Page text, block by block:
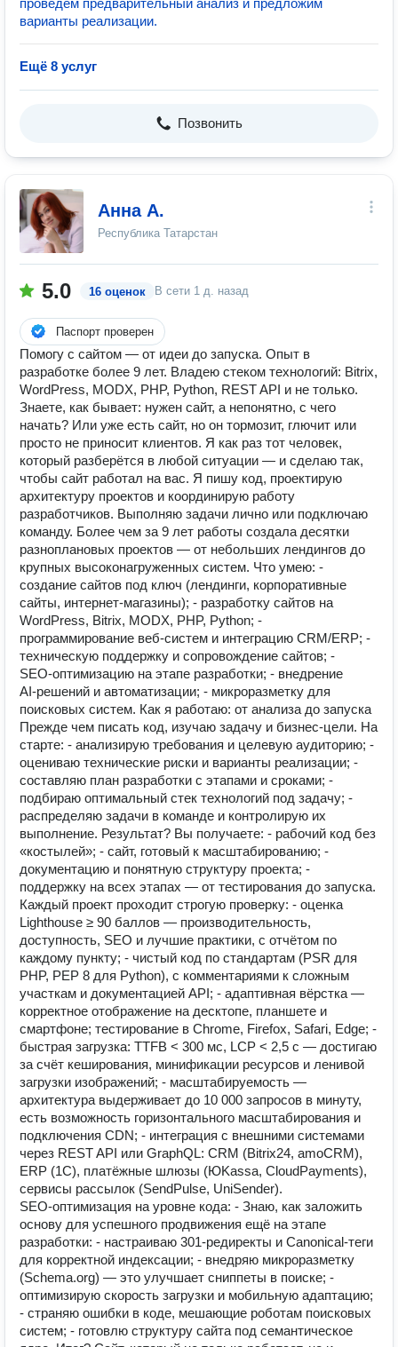
проведем предварительный анализ и предложим
варианты реализации.
Ещё 8 услуг
Позвонить
Анна А.
Республика Татарстан
5.0 16 оценок В сети 1 д. назад
Паспорт проверен
Помогу с сайтом — от идеи до запуска. Опыт в
разработке более 9 лет. Владею стеком технологий: Bitrix,
WordPress, MODX, PHP, Python, REST API и не только.
Знаете, как бывает: нужен сайт, а непонятно, с чего
начать? Или уже есть сайт, но он тормозит, глючит или
просто не приносит клиентов. Я как раз тот человек,
который разберётся в любой ситуации — и сделаю так,
чтобы сайт работал на вас. Я пишу код, проектирую
архитектуру проектов и координирую работу
разработчиков. Выполняю задачи лично или подключаю
команду. Более чем за 9 лет работы создала десятки
разноплановых проектов — от небольших лендингов до
крупных высоконагруженных систем. Что умею: -
создание сайтов под ключ (лендинги, корпоративные
сайты, интернет‑магазины); - разработку сайтов на
WordPress, Bitrix, MODX, PHP, Python; -
программирование веб‑систем и интеграцию CRM/ERP; -
техническую поддержку и сопровождение сайтов; -
SEO‑оптимизацию на этапе разработки; - внедрение
AI‑решений и автоматизации; - микроразметку для
поисковых систем. Как я работаю: от анализа до запуска
Прежде чем писать код, изучаю задачу и бизнес‑цели. На
старте: - анализирую требования и целевую аудиторию; -
оцениваю технические риски и варианты реализации; -
составляю план разработки с этапами и сроками; -
подбираю оптимальный стек технологий под задачу; -
распределяю задачи в команде и контролирую их
выполнение. Результат? Вы получаете: - рабочий код без
«костылей»; - сайт, готовый к масштабированию; -
документацию и понятную структуру проекта; -
поддержку на всех этапах — от тестирования до запуска.
Каждый проект проходит строгую проверку: - оценка
Lighthouse ≥ 90 баллов — производительность,
доступность, SEO и лучшие практики, с отчётом по
каждому пункту; - чистый код по стандартам (PSR для
PHP, PEP 8 для Python), с комментариями к сложным
участкам и документацией API; - адаптивная вёрстка —
корректное отображение на десктопе, планшете и
смартфоне; тестирование в Chrome, Firefox, Safari, Edge; -
быстрая загрузка: TTFB < 300 мс, LCP < 2,5 с — достигаю
за счёт кеширования, минификации ресурсов и ленивой
загрузки изображений; - масштабируемость —
архитектура выдерживает до 10 000 запросов в минуту,
есть возможность горизонтального масштабирования и
подключения CDN; - интеграция с внешними системами
через REST API или GraphQL: CRM (Bitrix24, amoCRM),
ERP (1C), платёжные шлюзы (ЮKassa, CloudPayments),
сервисы рассылок (SendPulse, UniSender).
SEO‑оптимизация на уровне кода: - Знаю, как заложить
основу для успешного продвижения ещё на этапе
разработки: - настраиваю 301‑редиректы и Canonical‑теги
для корректной индексации; - внедряю микроразметку
(Schema.org) — это улучшает сниппеты в поиске; -
оптимизирую скорость загрузки и мобильную адаптацию;
- страняю ошибки в коде, мешающие роботам поисковых
систем; - готовлю структуру сайта под семантическое